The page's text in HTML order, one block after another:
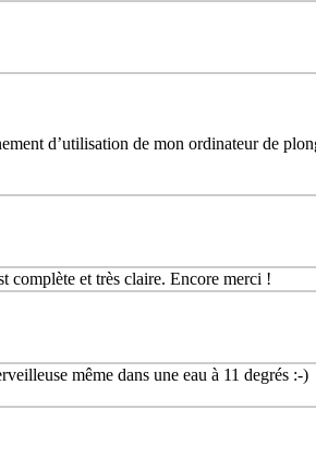
d’utilisation de mon ordinateur de
complète et très claire. Encore merci !
même dans une eau à 11 degrés :-)